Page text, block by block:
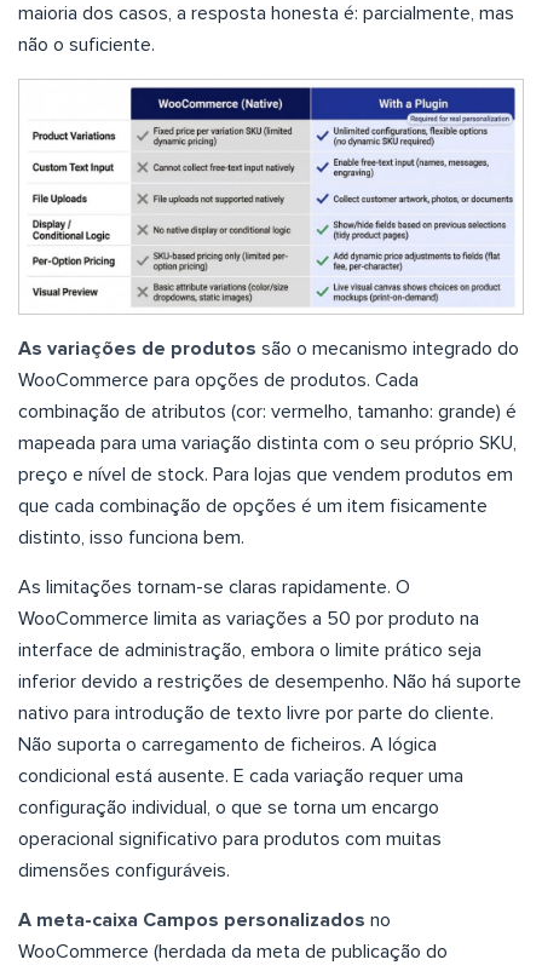
maioria dos casos, a resposta honesta é: parcialmente, mas
não o suficiente.
As variações de produtos são o mecanismo integrado do
WooCommerce para opções de produtos. Cada
combinação de atributos (cor: vermelho, tamanho: grande) é
mapeada para uma variação distinta com o seu próprio SKU,
preço e nível de stock. Para lojas que vendem produtos em
que cada combinação de opções é um item fisicamente
distinto, isso funciona bem.
As limitações tornam-se claras rapidamente. O
WooCommerce limita as variações a 50 por produto na
interface de administração, embora o limite prático seja
inferior devido a restrições de desempenho. Não há suporte
nativo para introdução de texto livre por parte do cliente.
Não suporta o carregamento de ficheiros. A lógica
condicional está ausente. E cada variação requer uma
configuração individual, o que se torna um encargo
operacional significativo para produtos com muitas
dimensões configuráveis.
A meta-caixa Campos personalizados no
WooCommerce (herdada da meta de publicação do